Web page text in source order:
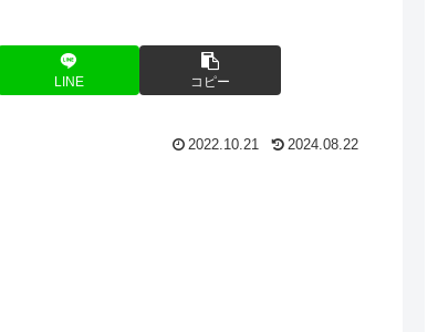
LINE コピー
2022.10.21 2024.08.22